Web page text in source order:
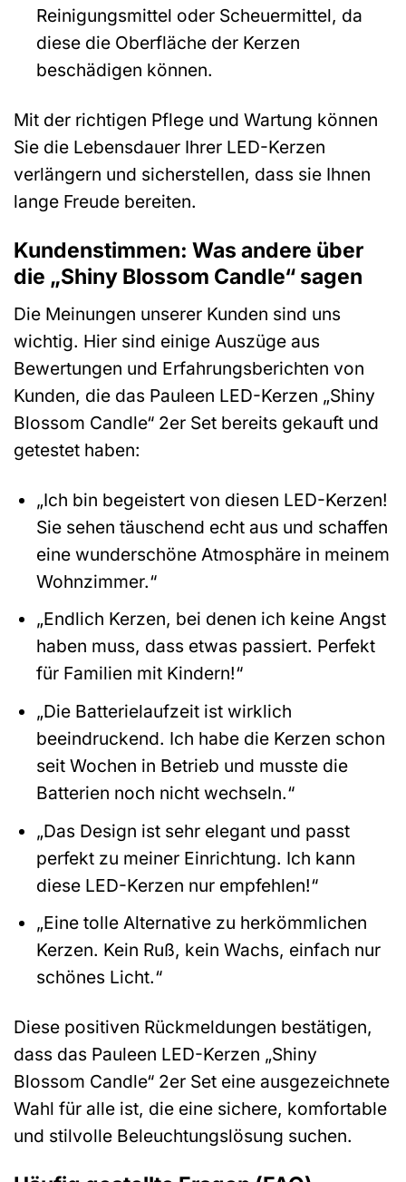
Reinigungsmittel oder Scheuermittel, da
diese die Oberfläche der Kerzen
beschädigen können.
Mit der richtigen Pflege und Wartung können
Sie die Lebensdauer Ihrer LED-Kerzen
verlängern und sicherstellen, dass sie Ihnen
lange Freude bereiten.
Kundenstimmen: Was andere über
die „Shiny Blossom Candle“ sagen
Die Meinungen unserer Kunden sind uns
wichtig. Hier sind einige Auszüge aus
Bewertungen und Erfahrungsberichten von
Kunden, die das Pauleen LED-Kerzen „Shiny
Blossom Candle“ 2er Set bereits gekauft und
getestet haben:
„Ich bin begeistert von diesen LED-Kerzen!
Sie sehen täuschend echt aus und schaffen
eine wunderschöne Atmosphäre in meinem
Wohnzimmer.“
„Endlich Kerzen, bei denen ich keine Angst
haben muss, dass etwas passiert. Perfekt
für Familien mit Kindern!“
„Die Batterielaufzeit ist wirklich
beeindruckend. Ich habe die Kerzen schon
seit Wochen in Betrieb und musste die
Batterien noch nicht wechseln.“
„Das Design ist sehr elegant und passt
perfekt zu meiner Einrichtung. Ich kann
diese LED-Kerzen nur empfehlen!“
„Eine tolle Alternative zu herkömmlichen
Kerzen. Kein Ruß, kein Wachs, einfach nur
schönes Licht.“
Diese positiven Rückmeldungen bestätigen,
dass das Pauleen LED-Kerzen „Shiny
Blossom Candle“ 2er Set eine ausgezeichnete
Wahl für alle ist, die eine sichere, komfortable
und stilvolle Beleuchtungslösung suchen.